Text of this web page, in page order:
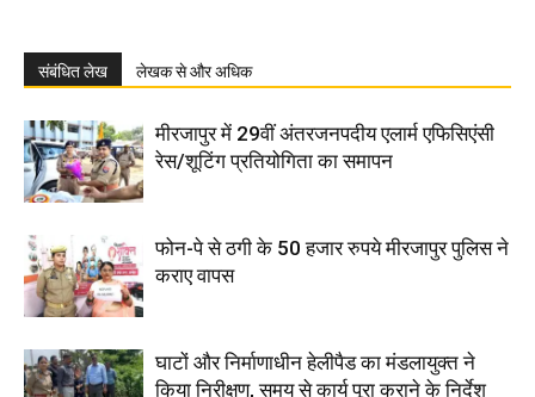
संबंधित लेख लेखक से और अधिक
मीरजापुर में 29वीं अंतरजनपदीय एलार्म एफिसिएंसी
रेस/शूटिंग प्रतियोगिता का समापन
फोन-पे से ठगी के 50 हजार रुपये मीरजापुर पुलिस ने
कराए वापस
घाटों और निर्माणाधीन हेलीपैड का मंडलायुक्त ने
किया निरीक्षण, समय से कार्य पूरा कराने के निर्देश